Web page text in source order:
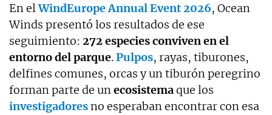
En elWindEurope Annual Event 2026, Ocean
Winds presentó los resultados de ese
seguimiento: 272 especies conviven en el
entorno del parque.Pulpos, rayas, tiburones,
delfines comunes, orcas y un tiburón peregrino
forman parte de unecosistemaque los
investigadoresno esperaban encontrar con esa